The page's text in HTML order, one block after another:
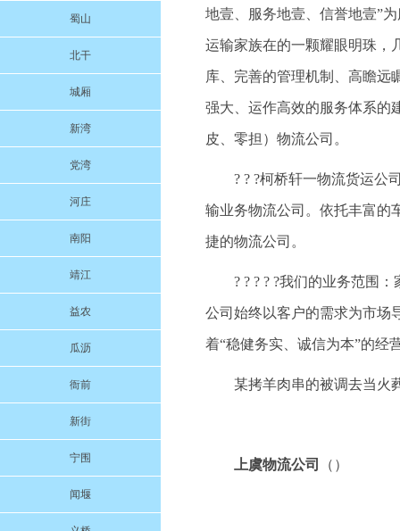
蜀山
北干
城厢
新湾
党湾
河庄
南阳
靖江
益农
瓜沥
衙前
新街
宁围
闻堰
地壹、服务地壹、信誉地壹”
运输家族在的一颗耀眼明珠，
库、完善的管理机制、高瞻远
强大、运作高效的服务体系的
皮、零担）物流公司。
? ? ?柯桥轩一物流货运公
输业务物流公司。依托丰富的
捷的物流公司。
? ? ? ? ?我们的业务范围
公司始终以客户的需求为市场
着“稳健务实、诚信为本”的经
某拷羊肉串的被调去当火
上虞物流公司 （）